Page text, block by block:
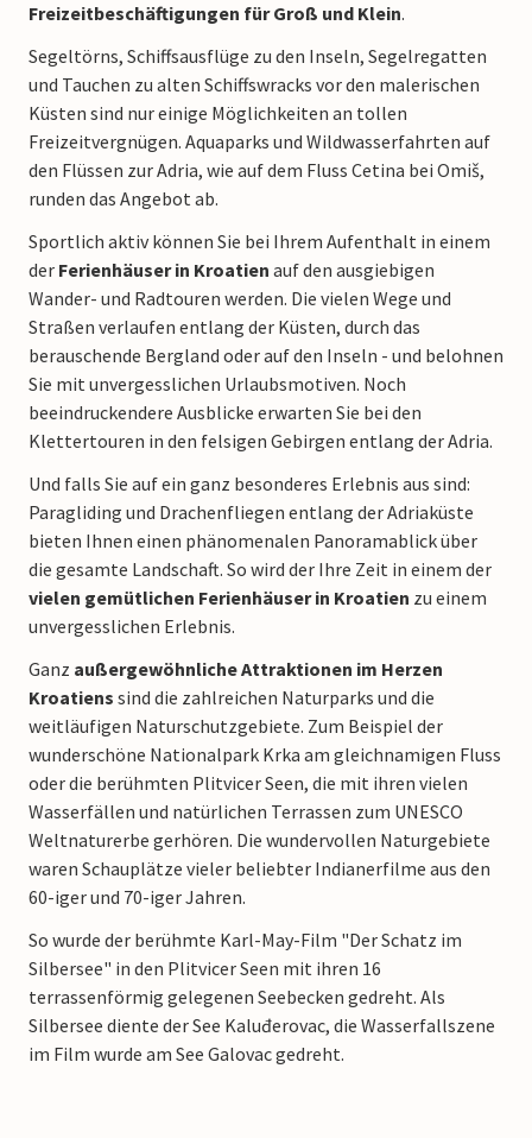
Freizeitbeschäftigungen für Groß und Klein.
Segeltörns, Schiffsausflüge zu den Inseln, Segelregatten
und Tauchen zu alten Schiffswracks vor den malerischen
Küsten sind nur einige Möglichkeiten an tollen
Freizeitvergnügen. Aquaparks und Wildwasserfahrten auf
den Flüssen zur Adria, wie auf dem Fluss Cetina bei Omiš,
runden das Angebot ab.
Sportlich aktiv können Sie bei Ihrem Aufenthalt in einem
der Ferienhäuser in Kroatien auf den ausgiebigen
Wander- und Radtouren werden. Die vielen Wege und
Straßen verlaufen entlang der Küsten, durch das
berauschende Bergland oder auf den Inseln - und belohnen
Sie mit unvergesslichen Urlaubsmotiven. Noch
beeindruckendere Ausblicke erwarten Sie bei den
Klettertouren in den felsigen Gebirgen entlang der Adria.
Und falls Sie auf ein ganz besonderes Erlebnis aus sind:
Paragliding und Drachenfliegen entlang der Adriaküste
bieten Ihnen einen phänomenalen Panoramablick über
die gesamte Landschaft. So wird der Ihre Zeit in einem der
vielen gemütlichen Ferienhäuser in Kroatien zu einem
unvergesslichen Erlebnis.
Ganz außergewöhnliche Attraktionen im Herzen
Kroatiens sind die zahlreichen Naturparks und die
weitläufigen Naturschutzgebiete. Zum Beispiel der
wunderschöne Nationalpark Krka am gleichnamigen Fluss
oder die berühmten Plitvicer Seen, die mit ihren vielen
Wasserfällen und natürlichen Terrassen zum UNESCO
Weltnaturerbe gerhören. Die wundervollen Naturgebiete
waren Schauplätze vieler beliebter Indianerfilme aus den
60-iger und 70-iger Jahren.
So wurde der berühmte Karl-May-Film "Der Schatz im
Silbersee" in den Plitvicer Seen mit ihren 16
terrassenförmig gelegenen Seebecken gedreht. Als
Silbersee diente der See Kaluđerovac, die Wasserfallszene
im Film wurde am See Galovac gedreht.